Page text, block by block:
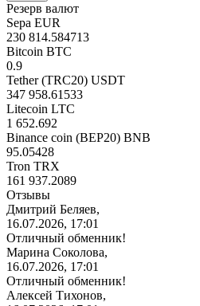
Резерв валют
Sepa EUR
230 814.584713
Bitcoin BTC
0.9
Tether (TRC20) USDT
347 958.61533
Litecoin LTC
1 652.692
Binance coin (BEP20) BNB
95.05428
Tron TRX
161 937.2089
Отзывы
Дмитрий Беляев,
16.07.2026, 17:01
Отличный обменник!
Марина Соколова,
16.07.2026, 17:01
Отличный обменник!
Алексей Тихонов,